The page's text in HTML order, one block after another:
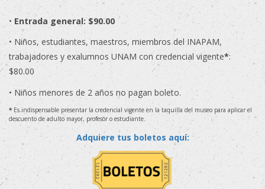
• Entrada general: $90.00
• Niños, estudiantes, maestros, miembros del INAPAM,
trabajadores y exalumnos UNAM con credencial vigente*:
$80.00
• Niños menores de 2 años no pagan boleto.
* Es indispensable presentar la credencial vigente en la taquilla del museo para aplicar el
descuento de adulto mayor, profesor o estudiante.
Adquiere tus boletos aquí: